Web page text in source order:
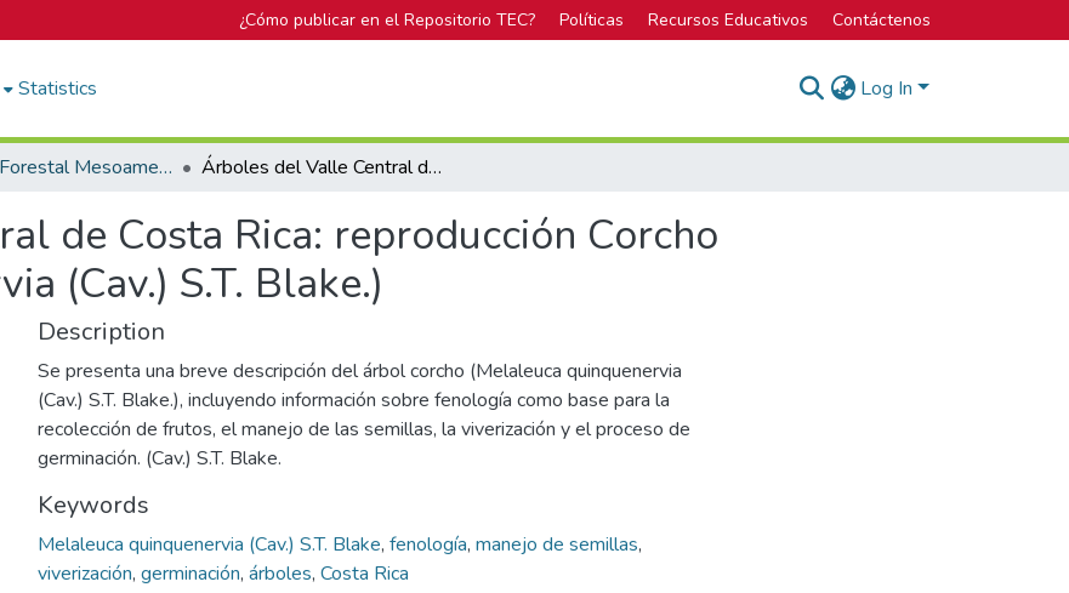
¿Cómo publicar en el Repositorio TEC? Políticas Recursos Educativos Contáctenos
Statistics Log In
Revista Forestal Mesoamericana Kurú Árboles del Valle Central de Costa Rica: reproducción Corcho (Melaleuca quinquenervia (Cav.) S.T. Blake.)
de Costa Rica: reproducción Corcho
(Cav.) S.T. Blake.)
Description
Se presenta una breve descripción del árbol corcho (Melaleuca quinquenervia
(Cav.) S.T. Blake.), incluyendo información sobre fenología como base para la
recolección de frutos, el manejo de las semillas, la viverización y el proceso de
germinación. (Cav.) S.T. Blake.
Keywords
Melaleuca quinquenervia (Cav.) S.T. Blake, fenología, manejo de semillas,
viverización, germinación, árboles, Costa Rica